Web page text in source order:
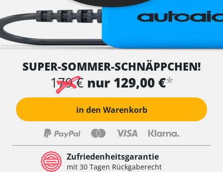
SUPER-SOMMER-SCHNÄPPCHEN!
179 € nur 129,00 €*
in den Warenkorb
Zufriedenheitsgarantie
mit 30 Tagen Rückgaberecht